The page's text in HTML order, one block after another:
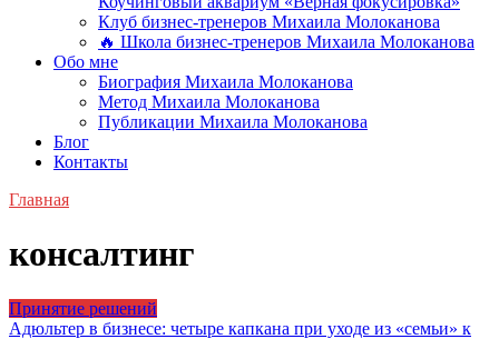
Клуб бизнес-тренеров Михаила Молоканова
🔥 Школа бизнес-тренеров Михаила Молоканова
Обо мне
Биография Михаила Молоканова
Метод Михаила Молоканова
Публикации Михаила Молоканова
Блог
Контакты
Главная
консалтинг
Принятие решений
Адюльтер в бизнесе: четыре капкана при уходе из «семьи» к